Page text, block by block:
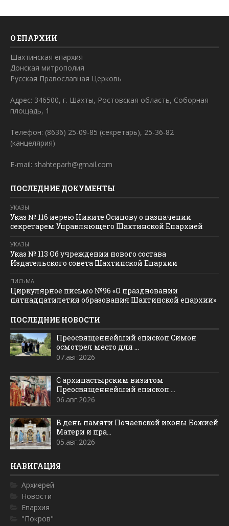
О ЕПАРХИИ
Шахтинская епархия
Донская митрополия
Русская Православная Церковь
Адрес: 346500, г. Шахты, Ростовская область, Соборная
площадь, 1
Телефон: (8636) 25-09-85 (секретарь), 25-36-82
(канцелярия)
E-mail: shahteparh@gmail.com
ПОСЛЕДНИЕ ДОКУМЕНТЫ
УКАЗЫ
Указ № 116 иерею Никите Осипову о назначении
секретарем Управляющего Шахтинской Епархией
УКАЗЫ
Указ № 113 Об учреждении нового состава
Издательского совета Шахтинской Епархии
ПИСЬМА
Циркулярное письмо №96 «О праздновании
пятнадцатилетия образования Шахтинской епархии»
ПОСЛЕДНИЕ НОВОСТИ
Преосвященнейший епископ Симон
осмотрел место для ...
07.авг.2026
С архипастырским визитом
Преосвященнейший епископ ...
06.авг.2026
В день памяти Почаевской иконы Божией
Матери и пра...
05.авг.2026
НАВИГАЦИЯ
Архиерей
Новости
Епархия
"Покров"